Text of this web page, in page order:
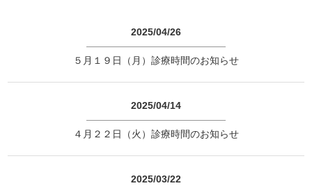
2025/04/26
５月１９日（月）診療時間のお知らせ
2025/04/14
４月２２日（火）診療時間のお知らせ
2025/03/22